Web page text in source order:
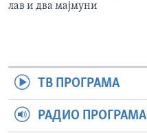
лав и два мајмуни
ТВ ПРОГРАМА
РАДИО ПРОГРАМА